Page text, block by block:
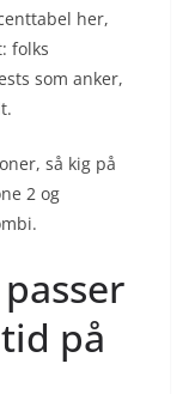
her,
folks
som anker,
så kig på
2 og
på